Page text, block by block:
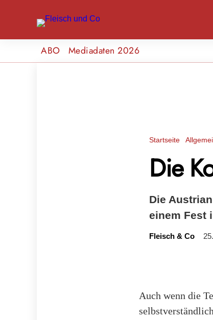
ABO Mediadaten 2026
Startseite
Die
Die
einem Fest
Fleisch & Co
Auch wenn die